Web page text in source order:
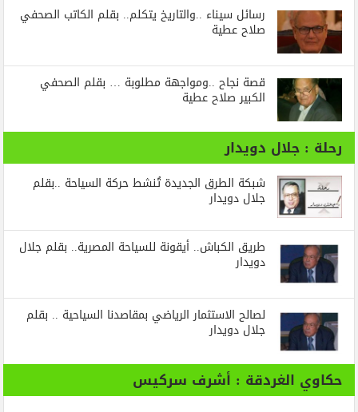
رسائل‭ ‬سيناء‭.. ‬والتاريخ‭ ‬يتكلم.. بقلم الكاتب الصحفي
صلاح عطية
قصة نجاح ..ومواجهة مطلوبة … بقلم الصحفي
الكبير صلاح عطية
رحلة : جلال دويدار
شبكة الطرق الجديدة تُنشط حركة السياحة ..بقلم
جلال دويدار
طريق الكباش.. أيقونة للسياحة المصرية.. بقلم جلال
دويدار
لصالح الاستثمار الرياضي بمقاصدنا السياحية .. بقلم
جلال دويدار
حكاوي الغردقة : أشرف سركيس